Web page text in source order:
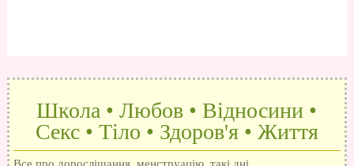
Школа • Любов • Відносини •
Секс • Тіло • Здоров'я • Життя